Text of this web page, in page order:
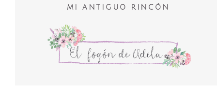
MI ANTIGUO RINCÓN